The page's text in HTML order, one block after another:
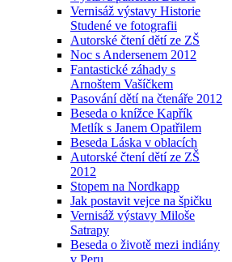
Vernisáž výstavy Historie
Studené ve fotografii
Autorské čtení dětí ze ZŠ
Noc s Andersenem 2012
Fantastické záhady s
Arnoštem Vašíčkem
Pasování dětí na čtenáře 2012
Beseda o knížce Kapřík
Metlík s Janem Opatřilem
Beseda Láska v oblacích
Autorské čtení dětí ze ZŠ
2012
Stopem na Nordkapp
Jak postavit vejce na špičku
Vernisáž výstavy Miloše
Satrapy
Beseda o životě mezi indiány
v Peru